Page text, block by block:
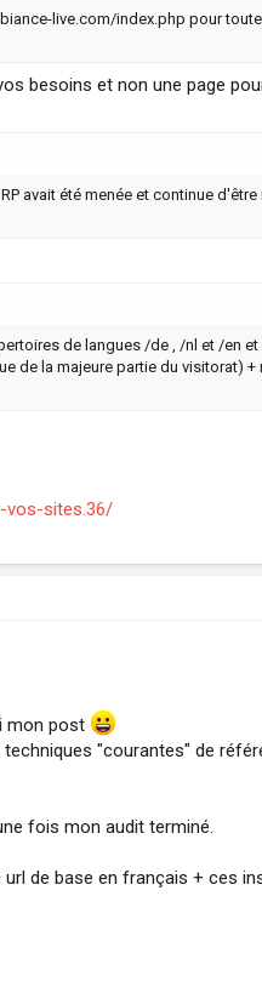
live.com/index.php pour
besoins et non une page
avait été menée et continue
de langues /de , /nl et /en
de la majeure partie du visitorat)
vos-sites.36/
mon post
"courantes" de
fois mon audit terminé.
de base en français + ces